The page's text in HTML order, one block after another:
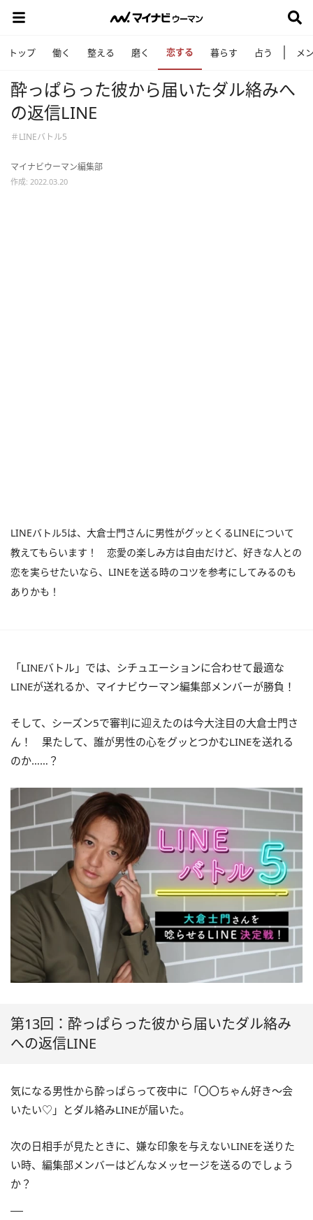
トップ 働く 整える 磨く 恋する 暮らす 占う メ
酔っぱらった彼から届いたダル絡みへ
の返信LINE
＃LINEバトル5
マイナビウーマン編集部
作成: 2022.03.20
LINEバトル5は、大倉士門さんに男性がグッとくるLINEについて
教えてもらいます！ 恋愛の楽しみ方は自由だけど、好きな人との
恋を実らせたいなら、LINEを送る時のコツを参考にしてみるのも
ありかも！
「LINEバトル」では、シチュエーションに合わせて最適な
LINEが送れるか、マイナビウーマン編集部メンバーが勝負！
そして、シーズン5で審判に迎えたのは今大注目の大倉士門さ
ん！ 果たして、誰が男性の心をグッとつかむLINEを送れる
のか……？
第13回：酔っぱらった彼から届いたダル絡み
への返信LINE
気になる男性から酔っぱらって夜中に「〇〇ちゃん好き～会
いたい♡ 」とダル絡みLINEが届いた。
次の日相手が見たときに、嫌な印象を与えないLINEを送りた
い時、編集部メンバーはどんなメッセージを送るのでしょう
か？